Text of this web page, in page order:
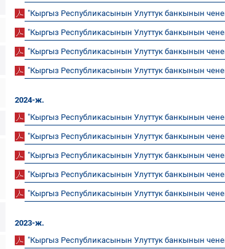
"Кыргыз Республикасынын Улуттук банкынын
"Кыргыз Республикасынын Улуттук банкынын
"Кыргыз Республикасынын Улуттук банкынын
"Кыргыз Республикасынын Улуттук банкынын
2024-ж.
"Кыргыз Республикасынын Улуттук банкынын
"Кыргыз Республикасынын Улуттук банкынын
"Кыргыз Республикасынын Улуттук банкынын
"Кыргыз Республикасынын Улуттук банкынын
"Кыргыз Республикасынын Улуттук банкынын
2023-ж.
"Кыргыз Республикасынын Улуттук банкынын